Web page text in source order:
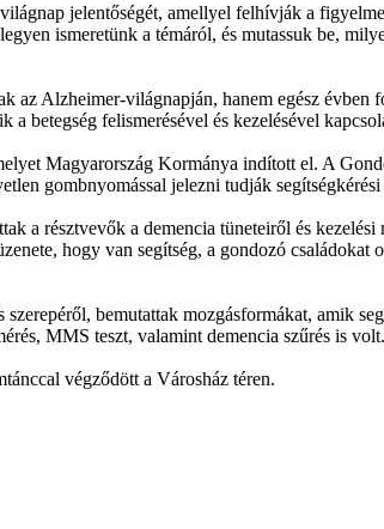
jelentőségét, amellyel felhívják a
ismeretünk a témáról, és mutassuk be,
az Alzheimer-világnapján, hanem egész
betegség felismerésével és kezelésével
Magyarország Kormánya indított el. A
gombnyomással jelezni tudják
a résztvevők a demencia tüneteiről és
hogy van segítség, a gondozó
bemutattak mozgásformákat, amik
MMS teszt, valamint demencia szűrés is volt.
végződött a Városház téren.